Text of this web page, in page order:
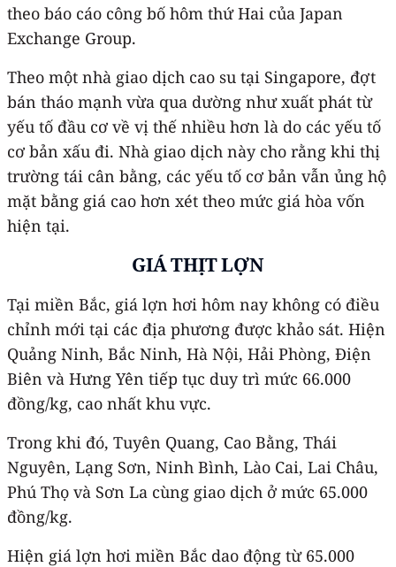
theo báo cáo công bố hôm thứ Hai của Japan
Exchange Group.
Theo một nhà giao dịch cao su tại Singapore, đợt
bán tháo mạnh vừa qua dường như xuất phát từ
yếu tố đầu cơ về vị thế nhiều hơn là do các yếu tố
cơ bản xấu đi. Nhà giao dịch này cho rằng khi thị
trường tái cân bằng, các yếu tố cơ bản vẫn ủng hộ
mặt bằng giá cao hơn xét theo mức giá hòa vốn
hiện tại.
GIÁ THỊT LỢN
Tại miền Bắc, giá lợn hơi hôm nay không có điều
chỉnh mới tại các địa phương được khảo sát. Hiện
Quảng Ninh, Bắc Ninh, Hà Nội, Hải Phòng, Điện
Biên và Hưng Yên tiếp tục duy trì mức 66.000
đồng/kg, cao nhất khu vực.
Trong khi đó, Tuyên Quang, Cao Bằng, Thái
Nguyên, Lạng Sơn, Ninh Bình, Lào Cai, Lai Châu,
Phú Thọ và Sơn La cùng giao dịch ở mức 65.000
đồng/kg.
Hiện giá lợn hơi miền Bắc dao động từ 65.000